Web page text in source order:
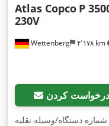
Wettenberg ۴٬۱۷۸ km
Atlas Copco P
230V
درخواست کردن